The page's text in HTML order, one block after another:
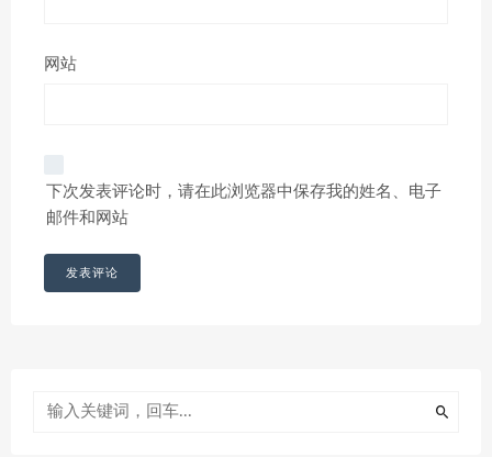
网站
下次发表评论时，请在此浏览器中保存我的姓名、电子
邮件和网站